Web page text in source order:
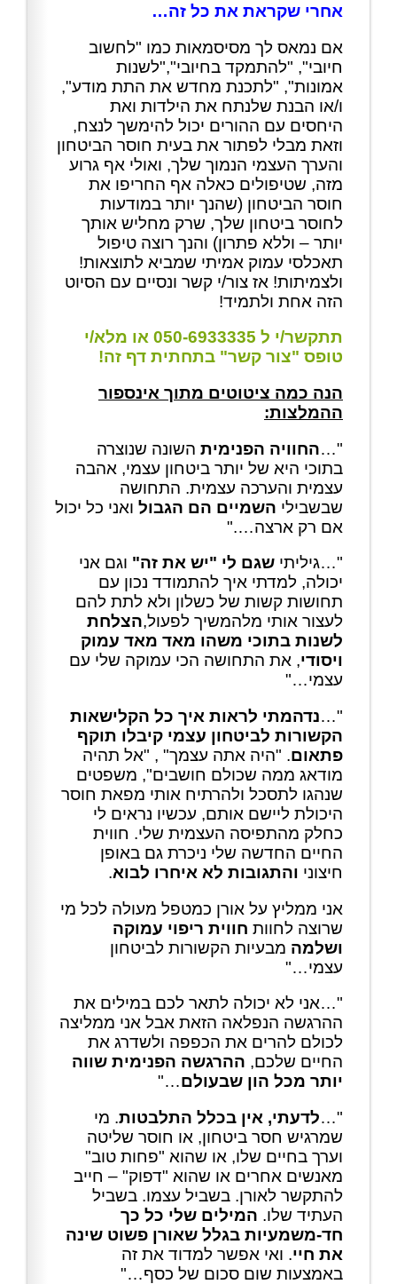
אחרי שקראת את כל זה…
אם נמאס לך מסיסמאות כמו "לחשוב
חיובי", "להתמקד בחיובי","לשנות
אמונות", "לתכנת מחדש את התת מודע",
ו/או הבנת שלנתח את הילדות ואת
היחסים עם ההורים יכול להימשך לנצח,
וזאת מבלי לפתור את בעית חוסר הביטחון
והערך העצמי הנמוך שלך, ואולי אף גרוע
מזה, שטיפולים כאלה אף החריפו את
חוסר הביטחון (שהנך יותר במודעות
לחוסר ביטחון שלך, שרק מחליש אותך
יותר – וללא פתרון) והנך רוצה טיפול
תאכלסי עמוק אמיתי שמביא לתוצאות!
ולצמיתות! אז צור/י קשר ונסיים עם הסיוט
הזה אחת ולתמיד!
תתקשר/י ל 050-6933335 או מלא/י
טופס "צור קשר" בתחתית דף זה!
הנה כמה ציטוטים מתוך אינספור
ההמלצות:
"…החוויה הפנימית השונה שנוצרה
בתוכי היא של יותר ביטחון עצמי, אהבה
עצמית והערכה עצמית. התחושה
שבשבילי השמיים הם הגבול ואני כל יכול
אם רק ארצה…."
"…גיליתי שגם לי "יש את זה" וגם אני
יכולה, למדתי איך להתמודד נכון עם
תחושות קשות של כשלון ולא לתת להם
לעצור אותי מלהמשיך לפעול,הצלחת
לשנות בתוכי משהו מאד מאד עמוק
ויסודי, את התחושה הכי עמוקה שלי עם
עצמי…"
"…נדהמתי לראות איך כל הקלישאות
הקשורות לביטחון עצמי קיבלו תוקף
פתאום. "היה אתה עצמך" , "אל תהיה
מודאג ממה שכולם חושבים", משפטים
שנהגו לתסכל ולהרתיח אותי מפאת חוסר
היכולת ליישם אותם, עכשיו נראים לי
כחלק מהתפיסה העצמית שלי. חווית
החיים החדשה שלי ניכרת גם באופן
חיצוני והתגובות לא איחרו לבוא.
אני ממליץ על אורן כמטפל מעולה לכל מי
שרוצה לחוות חווית ריפוי עמוקה
ושלמה מבעיות הקשורות לביטחון
עצמי…"
"…אני לא יכולה לתאר לכם במילים את
ההרגשה הנפלאה הזאת אבל אני ממליצה
לכולם להרים את הכפפה ולשדרג את
החיים שלכם, ההרגשה הפנימית שווה
יותר מכל הון שבעולם…"
"…לדעתי, אין בכלל התלבטות. מי
שמרגיש חסר ביטחון, או חוסר שליטה
וערך בחיים שלו, או שהוא "פחות טוב"
מאנשים אחרים או שהוא "דפוק" – חייב
להתקשר לאורן. בשביל עצמו. בשביל
העתיד שלו. המילים שלי כל כך
חד-משמעיות בגלל שאורן פשוט שינה
את חיי. ואי אפשר למדוד את זה
באמצעות שום סכום של כסף…"